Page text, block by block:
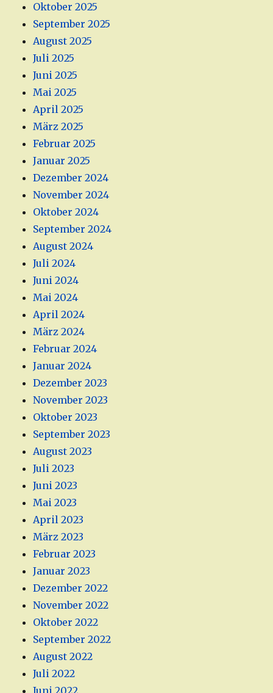
Oktober 2025
September 2025
August 2025
Juli 2025
Juni 2025
Mai 2025
April 2025
März 2025
Februar 2025
Januar 2025
Dezember 2024
November 2024
Oktober 2024
September 2024
August 2024
Juli 2024
Juni 2024
Mai 2024
April 2024
März 2024
Februar 2024
Januar 2024
Dezember 2023
November 2023
Oktober 2023
September 2023
August 2023
Juli 2023
Juni 2023
Mai 2023
April 2023
März 2023
Februar 2023
Januar 2023
Dezember 2022
November 2022
Oktober 2022
September 2022
August 2022
Juli 2022